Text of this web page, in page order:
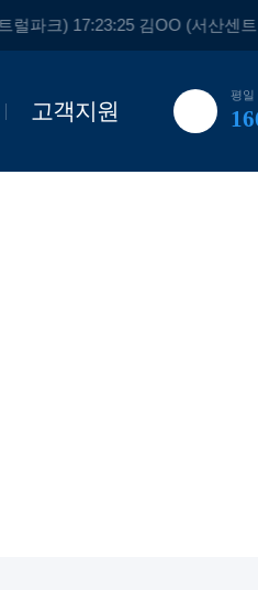
김OO (서산센
고객지원
평일
공지사항
인재채용